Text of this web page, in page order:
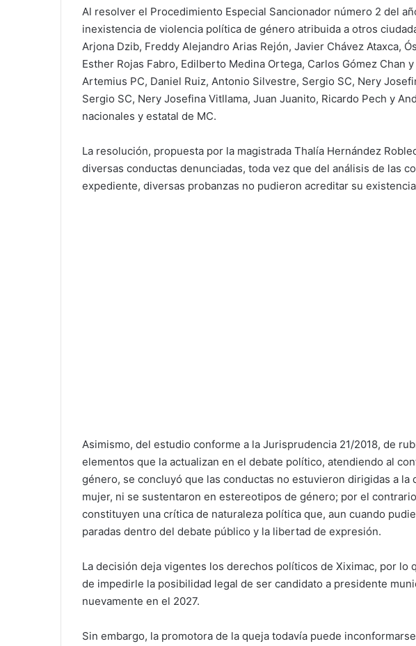
Al resolver el Procedimiento Especial Sancionador número 2 del
inexistencia de violencia política de género atribuida a otros
Arjona Dzib, Freddy Alejandro Arias Rejón, Javier Chávez Ataxca,
Esther Rojas Fabro, Edilberto Medina Ortega, Carlos Gómez Chan
Artemius PC, Daniel Ruiz, Antonio Silvestre, Sergio SC, Nery
Sergio SC, Nery Josefina Vitllama, Juan Juanito, Ricardo Pech y
nacionales y estatal de MC.
La resolución, propuesta por la magistrada Thalía Hernández
diversas conductas denunciadas, toda vez que del análisis de las
expediente, diversas probanzas no pudieron acreditar su
Asimismo, del estudio conforme a la Jurisprudencia 21/2018, de
elementos que la actualizan en el debate político, atendiendo al
género, se concluyó que las conductas no estuvieron dirigidas a
mujer, ni se sustentaron en estereotipos de género; por el
constituyen una crítica de naturaleza política que, aun cuando
paradas dentro del debate público y la libertad de expresión.
La decisión deja vigentes los derechos políticos de Xiximac, por lo
de impedirle la posibilidad legal de ser candidato a presidente
nuevamente en el 2027.
Sin embargo, la promotora de la queja todavía puede